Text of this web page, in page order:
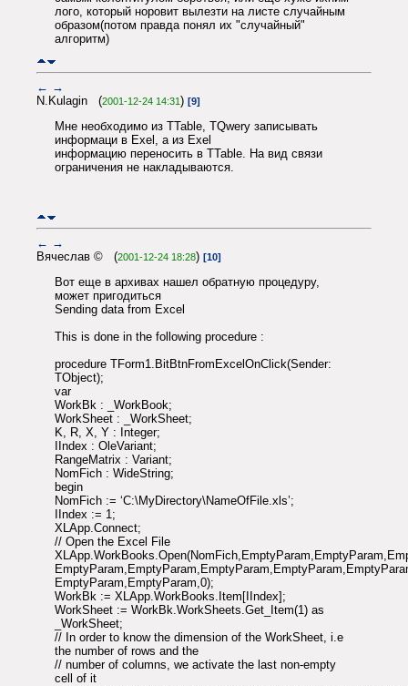
лого, который норовит вылезти на листе случайным
образом(потом правда понял их "случайный"
алгоритм)
← →
N.Kulagin (2001-12-24 14:31) [9]
Мне необходимо из TTable, TQwery записывать
информаци в Exel, а из Exel
информацию переносить в TTable. На вид связи
ограничения не накладываются.
← →
Вячеслав © (2001-12-24 18:28) [10]
Вот еще в архивах нашел обратную процедуру,
может пригодиться
Sending data from Excel
This is done in the following procedure :
procedure TForm1.BitBtnFromExcelOnClick(Sender:
TObject);
var
WorkBk : _WorkBook;
WorkSheet : _WorkSheet;
K, R, X, Y : Integer;
IIndex : OleVariant;
RangeMatrix : Variant;
NomFich : WideString;
begin
NomFich := ‘C:\MyDirectory\NameOfFile.xls’;
IIndex := 1;
XLApp.Connect;
// Open the Excel File
EmptyParam,EmptyParam,0);
WorkBk := XLApp.WorkBooks.Item[IIndex];
WorkSheet := WorkBk.WorkSheets.Get_Item(1) as
_WorkSheet;
// In order to know the dimension of the WorkSheet, i.e
the number of rows and the
// number of columns, we activate the last non-empty
cell of it